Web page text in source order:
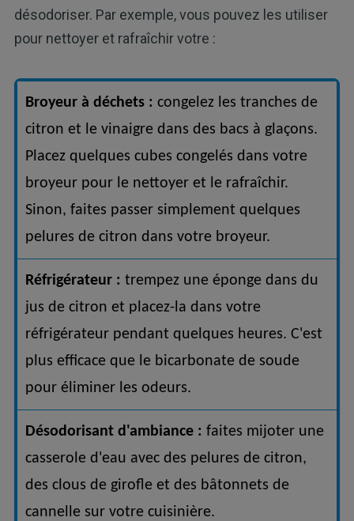
désodoriser. Par exemple, vous pouvez les utiliser
pour nettoyer et rafraîchir votre :
Broyeur à déchets : congelez les tranches de
citron et le vinaigre dans des bacs à glaçons.
Placez quelques cubes congelés dans votre
broyeur pour le nettoyer et le rafraîchir.
Sinon, faites passer simplement quelques
pelures de citron dans votre broyeur.
Réfrigérateur : trempez une éponge dans du
jus de citron et placez-la dans votre
réfrigérateur pendant quelques heures. C'est
plus efficace que le bicarbonate de soude
pour éliminer les odeurs.
Désodorisant d'ambiance : faites mijoter une
casserole d'eau avec des pelures de citron,
des clous de girofle et des bâtonnets de
cannelle sur votre cuisinière.